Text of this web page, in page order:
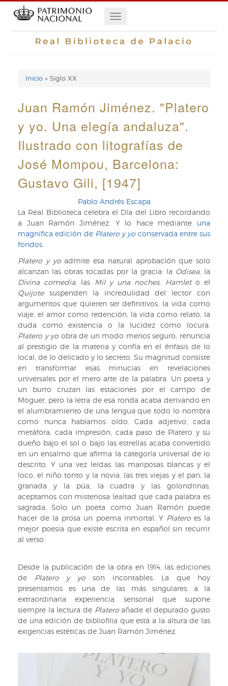
Navegación
principal
Enlaces
de
ayuda
de
navegación
Inicio Siglo XX
Juan Ramón Jiménez. "Platero
y yo. Una elegía andaluza".
Ilustrado con litografías de
José Mompou, Barcelona:
Gustavo Gili, [1947]
Pablo Andrés Escapa
La Real Biblioteca celebra el Día del Libro recordando
a Juan Ramón Jiménez. Y lo hace mediante una
magnífica edición de Platero y yo conservada entre sus
fondos.
Platero y yoadmite esa natural aprobación que solo
alcanzan las obras tocadas por la gracia: la Odisea, la
Divina comedia, las Mil y una noches, Hamlet o el
Quijote suspenden la incredulidad del lector con
argumentos que quieren ser definitivos: la vida como
viaje, el amor como redención, la vida como relato, la
duda como existencia o la lucidez como locura.
Platero y yo obra de un modo menos seguro; renuncia
al prestigio de la materia y confía en el énfasis de lo
local, de lo delicado y lo secreto. Su magnitud consiste
en transformar esas minucias en revelaciones
universales por el mero arte de la palabra. Un poeta y
un burro cruzan las estaciones por el campo de
Moguer, pero la letra de esa ronda acaba derivando en
el alumbramiento de una lengua que todo lo nombra
como nunca habíamos oído. Cada adjetivo, cada
metáfora, cada impresión, cada paso de Platero y su
dueño bajo el sol o bajo las estrellas acaba convertido
en un ensalmo que afirma la categoría universal de lo
descrito. Y una vez leídas las mariposas blancas y el
loco, el niño tonto y la novia, las tres viejas y el pan, la
granada y la púa, la cuadra y las golondrinas,
aceptamos con misteriosa lealtad que cada palabra es
sagrada. Solo un poeta como Juan Ramón puede
hacer de la prosa un poema inmortal. Y Platero es la
mejor poesía que existe escrita en español sin recurrir
al verso.
Desde la publicación de la obra en 1914, las ediciones
de
Platero y yoson incontables. La que hoy
presentamos
es una de las más singulares: a la
extraordinaria experiencia sensorial que supone
siempre la lectura de Plateroañade el depurado gusto
de una edición de bibliofilia que está a la altura de las
exigencias estéticas de Juan Ramón Jiménez.